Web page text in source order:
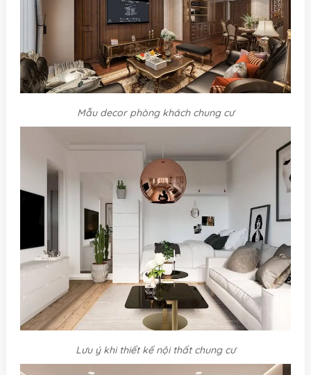
Mẫu decor phòng khách chung cư
Lưu ý khi thiết kế nội thất chung cư